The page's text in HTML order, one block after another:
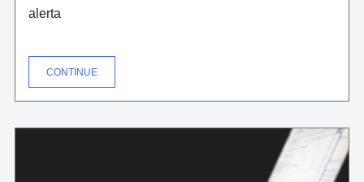
alerta
CONTINUE"CRECEN
FRAUDES
FINANCIEROS
MANTENTE